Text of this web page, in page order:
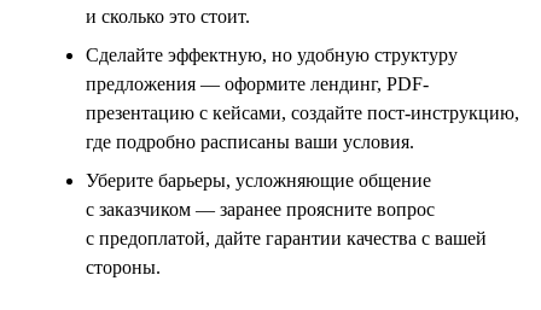
и сколько это стоит.
Сделайте эффектную, но удобную структуру
предложения — оформите лендинг, PDF-
презентацию с кейсами, создайте пост-инструкцию,
где подробно расписаны ваши условия.
Уберите барьеры, усложняющие общение
с заказчиком — заранее проясните вопрос
с предоплатой, дайте гарантии качества с вашей
стороны.